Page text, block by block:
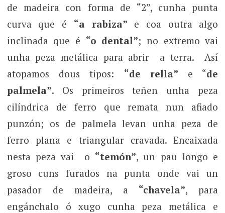
de madeira con forma de “2”, cunha punta
curva que é “a rabiza” e coa outra algo
inclinada que é “o dental”; no extremo vai
unha peza metálica para abrir a terra. Así
atopamos dous tipos: “de rella” e “de
palmela”. Os primeiros teñen unha peza
cilíndrica de ferro que remata nun afiado
punzón; os de palmela levan unha peza de
ferro plana e triangular cravada. Encaixada
nesta peza vai o “temón”, un pau longo e
groso cuns furados na punta onde vai un
pasador de madeira, a “chavela”, para
engánchalo ó xugo cunha peza metálica e